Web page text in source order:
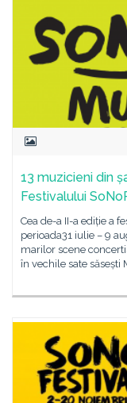
13 muzicieni din
Festivalului
Cea de-a II-a ediție a
perioada31 iulie – 9
marilor scene
în vechile sate săsești